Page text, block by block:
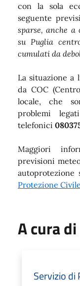
con la sola
seguente
sparse, anche
su Puglia
cumulati da
La situazione a
da COC
locale, che
problemi
telefonici
Maggiori
previsioni
Protezione
A cura di
Servizio di